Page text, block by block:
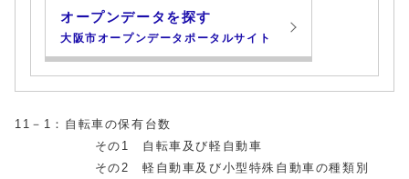
オープンデータを探す
大阪市オープンデータポータルサイト
11－1：自転車の保有台数
その1 自転車及び軽自動車
その2 軽自動車及び小型特殊自動車の種類別